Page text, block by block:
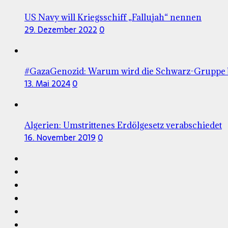
US Navy will Kriegsschiff „Fallujah“ nennen
29. Dezember 2022 0
#GazaGenozid: Warum wird die Schwarz-Gruppe
13. Mai 20240
Algerien: Umstrittenes Erdölgesetz verabschiedet
16. November 2019 0